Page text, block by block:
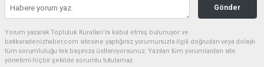
Gönder
Yorum yazarak Topluluk Kuralları’nı kabul etmiş bulunuyor ve
batikaradenizhaber.com sitesine yaptığınız yorumunuzla ilgili doğrudan veya dolaylı
tüm sorumluluğu tek başınıza üstleniyorsunuz. Yazılan tüm yorumlardan site
yönetimi hiçbir şekilde sorumlu tutulamaz.